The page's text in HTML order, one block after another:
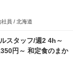
員 / 北海道
スタッフ/週2 4h～
円～ 和定食のまか